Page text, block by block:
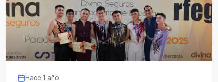
Hace 1 año